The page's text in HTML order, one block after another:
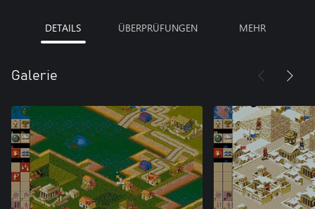
DETAILS ÜBERPRÜFUNGEN MEHR
Galerie